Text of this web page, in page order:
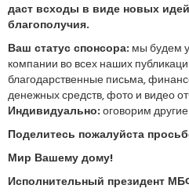
даст всходы в виде новых
благополучия.
Ваш статус спонсора: мы будем
компании во всех наших
благодарственные письма,
денежных средств, фото и видео
Индивидуально:оговорим
Поделитесь пожалуйста
Мир Вашему дому!
Исполнительный президент